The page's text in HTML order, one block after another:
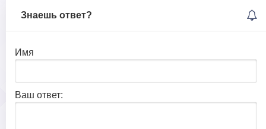
Знаешь ответ?
Имя
Ваш ответ: